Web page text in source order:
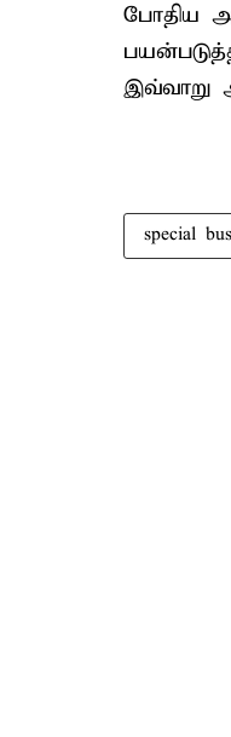
போதிய
இவ்வாறு
special